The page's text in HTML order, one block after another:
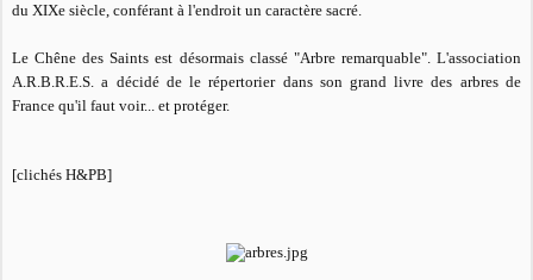
du XIXe siècle, conférant à l'endroit un caractère sacré.
LeChêne des Saints est désormais classé "Arbre remarquable". L'association
A.R.B.R.E.S. a décidé de le répertorier dans son grand livre des arbres de
France qu'il faut voir... et protéger.
[clichés H&PB]